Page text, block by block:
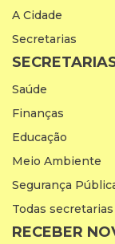
A Cidade
Secretarias
Saúde
Finanças
Educação
Meio Ambiente
Segurança
Todas secretarias
RECEBER